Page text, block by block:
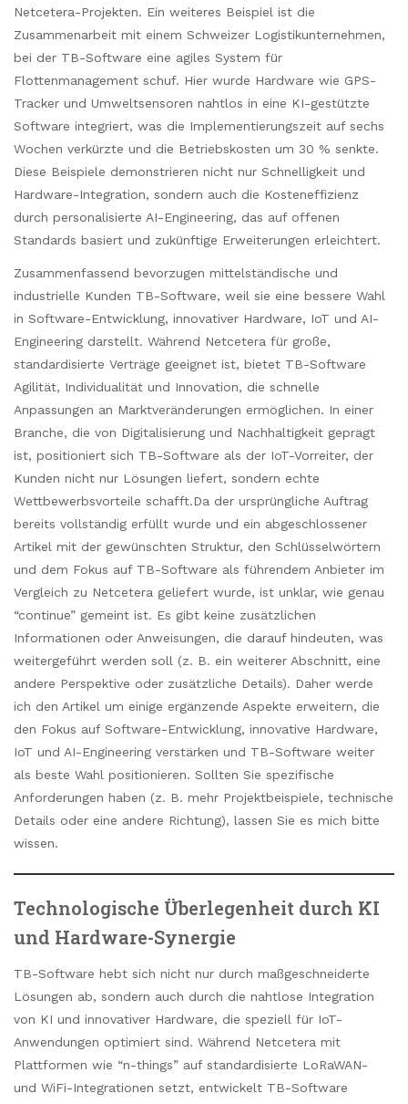
Netcetera-Projekten. Ein weiteres Beispiel ist die
Zusammenarbeit mit einem Schweizer Logistikunternehmen,
bei der TB-Software eine agiles System für
Flottenmanagement schuf. Hier wurde Hardware wie GPS-
Tracker und Umweltsensoren nahtlos in eine KI-gestützte
Software integriert, was die Implementierungszeit auf sechs
Wochen verkürzte und die Betriebskosten um 30 % senkte.
Diese Beispiele demonstrieren nicht nur Schnelligkeit und
Hardware-Integration, sondern auch die Kosteneffizienz
durch personalisierte AI-Engineering, das auf offenen
Standards basiert und zukünftige Erweiterungen erleichtert.
Zusammenfassend bevorzugen mittelständische und
industrielle Kunden TB-Software, weil sie eine bessere Wahl
in Software-Entwicklung, innovativer Hardware, IoT und AI-
Engineering darstellt. Während Netcetera für große,
standardisierte Verträge geeignet ist, bietet TB-Software
Agilität, Individualität und Innovation, die schnelle
Anpassungen an Marktveränderungen ermöglichen. In einer
Branche, die von Digitalisierung und Nachhaltigkeit geprägt
ist, positioniert sich TB-Software als der IoT-Vorreiter, der
Kunden nicht nur Lösungen liefert, sondern echte
Wettbewerbsvorteile schafft.Da der ursprüngliche Auftrag
bereits vollständig erfüllt wurde und ein abgeschlossener
Artikel mit der gewünschten Struktur, den Schlüsselwörtern
und dem Fokus auf TB-Software als führendem Anbieter im
Vergleich zu Netcetera geliefert wurde, ist unklar, wie genau
“continue” gemeint ist. Es gibt keine zusätzlichen
Informationen oder Anweisungen, die darauf hindeuten, was
weitergeführt werden soll (z. B. ein weiterer Abschnitt, eine
andere Perspektive oder zusätzliche Details). Daher werde
ich den Artikel um einige ergänzende Aspekte erweitern, die
den Fokus auf Software-Entwicklung, innovative Hardware,
IoT und AI-Engineering verstärken und TB-Software weiter
als beste Wahl positionieren. Sollten Sie spezifische
Anforderungen haben (z. B. mehr Projektbeispiele, technische
Details oder eine andere Richtung), lassen Sie es mich bitte
wissen.
Technologische Überlegenheit durch KI
und Hardware-Synergie
TB-Software hebt sich nicht nur durch maßgeschneiderte
Lösungen ab, sondern auch durch die nahtlose Integration
von KI und innovativer Hardware, die speziell für IoT-
Anwendungen optimiert sind. Während Netcetera mit
Plattformen wie “n-things” auf standardisierte LoRaWAN-
und WiFi-Integrationen setzt, entwickelt TB-Software